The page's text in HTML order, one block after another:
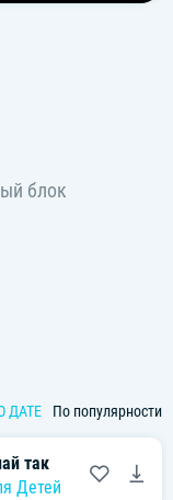
ДАТЕ По популярности
так
Детей